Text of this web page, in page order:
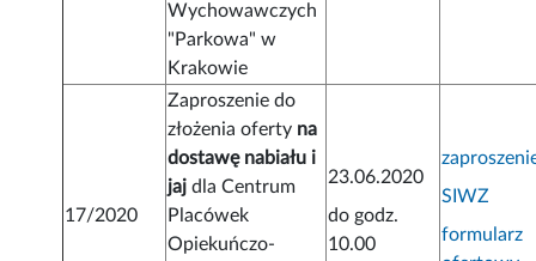
Wychowawczych
"Parkowa" w
Krakowie
17/2020
Zaproszenie do
złożenia oferty na
dostawę nabiału i
jaj dla Centrum
Placówek
Opiekuńczo-
23.06.2020
do godz.
10.00
SIWZ
formularz